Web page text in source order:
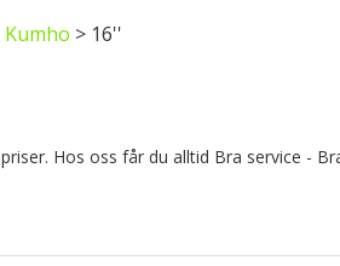
Kumho > 16''
Hos oss får du alltid Bra service -